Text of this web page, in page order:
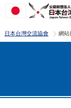
日本台灣交流協會 >
網站